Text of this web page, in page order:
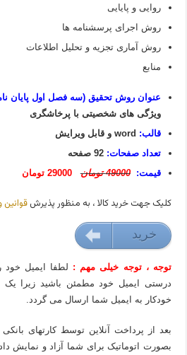
روایی و
روش اجرای
روش آماری تجزیه و
منابع
عنوان روش تحقیق (سه فصل اول پایان
ویژگی های شخصیتی با پرخاشگری
قالب:
تعداد صفحات: 92 صفحه
قیمت:49000 تومان 29000 تومان
کليک جهت خريد کالا ، به منظور پذيرش
29000 تومان خريد
توجه ، توجه خیلی مهم : لطفا ایمیل خود
درستی ایمیل خود مطمئن باشید زیرا
خودکار به ایمیل شما ارسال می گردد.
بعد از پرداخت آنلاین توسط کارتهای
بصورت اتوماتیک برای شما آزاد و نمایش